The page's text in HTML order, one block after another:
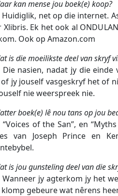
kan mense jou boek(e) koop?
Huidiglik, net op die internet.
Xlibris. Ek het ook al
Ook op Amazon.com
is die moeilikste deel van skryf
Die nasien, nadat jy die
jy jouself vasgeskryf het of
nie weerspreek nie.
boek(e) lê nou tans op jou
“Voices of the San”, en
van Joseph Prince en
is jou gunsteling deel van die
Wanneer jy agterkom jy het
klomp gebeure wat nêrens